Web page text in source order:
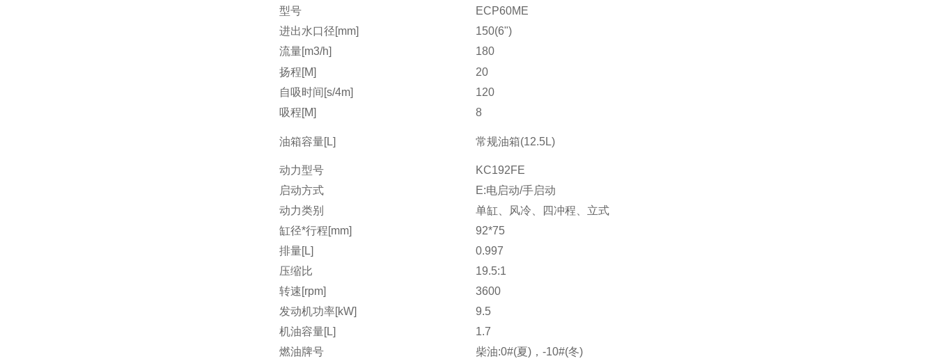
型号
ECP60ME
进出水口径[mm]
150(6")
流量[m3/h]
180
扬程[M]
20
自吸时间[s/4m]
120
吸程[M]
8
油箱容量[L] 常规油箱(12.5L)
动力型号
KC192FE
启动方式
E:电启动/手启动
动力类别
单缸、风冷、四冲程、立式
缸径*行程[mm]
92*75
排量[L]
0.997
压缩比
19.5:1
转速[rpm]
3600
发动机功率[kW]
9.5
机油容量[L]
1.7
燃油牌号
柴油:0#(夏)，-10#(冬)